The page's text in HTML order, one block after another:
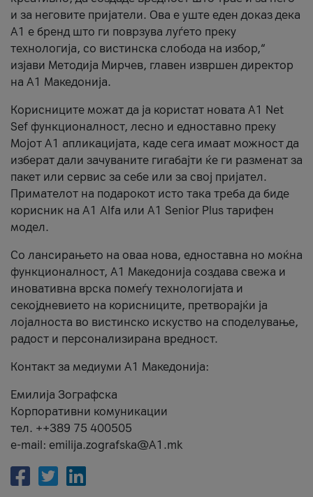
и за неговите пријатели. Ова е уште еден доказ дека
А1 е бренд што ги поврзува луѓето преку
технологија, со вистинска слобода на избор,“
изјави Методија Мирчев, главен извршен директор
на А1 Македонија.
Корисниците можат да ја користат новата А1 Net
Sef функционалност, лесно и едноставно преку
Мојот А1 апликацијата, каде сега имаат можност да
изберат дали зачуваните гигабајти ќе ги разменат за
пакет или сервис за себе или за свој пријател.
Примателот на подарокот исто така треба да биде
корисник на А1 Alfa или A1 Senior Plus тарифен
модел.
Со лансирањето на оваа нова, едноставна но моќна
функционалност, А1 Македонија создава свежа и
иновативна врска помеѓу технологијата и
секојдневието на корисниците, претворајќи ја
лојалноста во вистинско искуство на споделување,
радост и персонализирана вредност.
Контакт за медиуми А1 Македонија:
Емилија Зографска
Корпоративни комуникации
тел. ++389 75 400505
e-mail: emilija.zografska@A1.mk